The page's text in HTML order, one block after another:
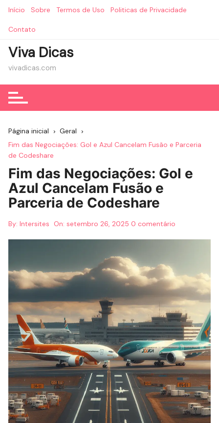
Início Sobre Termos de Uso Politicas de Privacidade
Contato
Viva Dicas
vivadicas.com
Página inicial
Geral
Fim das Negociações: Gol e Azul Cancelam Fusão e Parceria
de Codeshare
Fim das Negociações: Gol e
Azul Cancelam Fusão e
Parceria de Codeshare
By: Intersites On:setembro 26, 2025 0 comentário